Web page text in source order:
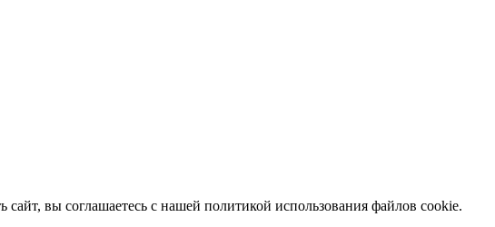
вы соглашаетесь с нашей политикой использования файлов cookie.